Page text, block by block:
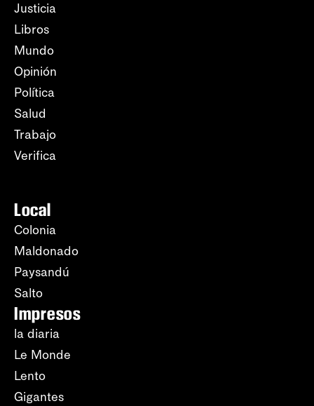
Justicia
Libros
Mundo
Opinión
Política
Salud
Trabajo
Verifica
Local
Colonia
Maldonado
Paysandú
Salto
Impresos
la diaria
Le Monde
Lento
Gigantes